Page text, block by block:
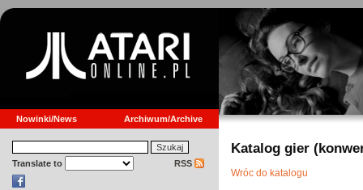
Nowinki/News Archiwum/Archive
Translate to RSS
Katalog gier
Wróc do katalogu